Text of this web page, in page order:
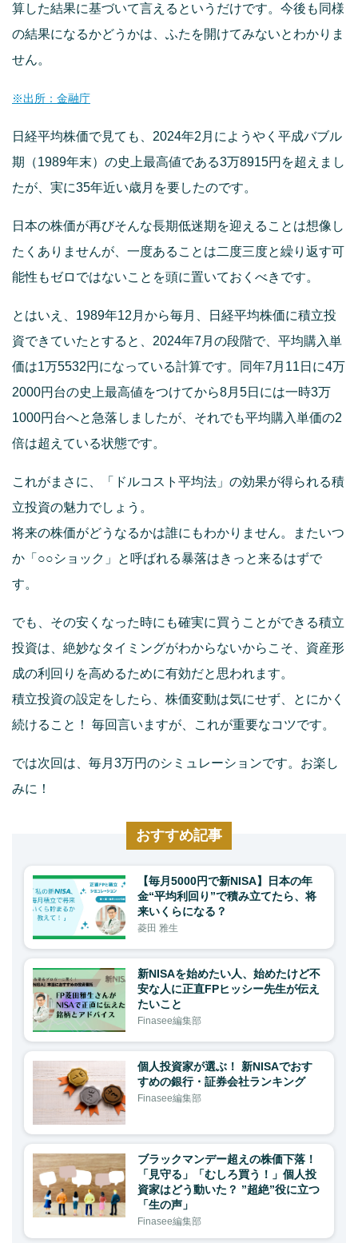
算した結果に基づいて言えるというだけです。今後も同様
の結果になるかどうかは、ふたを開けてみないとわかりま
せん。
※出所：金融庁
日経平均株価で見ても、2024年2月にようやく平成バブル
期（1989年末）の史上最高値である3万8915円を超えまし
たが、実に35年近い歳月を要したのです。
日本の株価が再びそんな長期低迷期を迎えることは想像し
たくありませんが、一度あることは二度三度と繰り返す可
能性もゼロではないことを頭に置いておくべきです。
とはいえ、1989年12月から毎月、日経平均株価に積立投
資できていたとすると、2024年7月の段階で、平均購入単
価は1万5532円になっている計算です。同年7月11日に4万
2000円台の史上最高値をつけてから8月5日には一時3万
1000円台へと急落しましたが、それでも平均購入単価の2
倍は超えている状態です。
これがまさに、「ドルコスト平均法」の効果が得られる積
立投資の魅力でしょう。
将来の株価がどうなるかは誰にもわかりません。またいつ
か「○○ショック」と呼ばれる暴落はきっと来るはずで
す。
でも、その安くなった時にも確実に買うことができる積立
投資は、絶妙なタイミングがわからないからこそ、資産形
成の利回りを高めるために有効だと思われます。
積立投資の設定をしたら、株価変動は気にせず、とにかく
続けること！ 毎回言いますが、これが重要なコツです。
では次回は、毎月3万円のシミュレーションです。お楽し
みに！
おすすめ記事
【毎月5000円で新NISA】日本の年
金“平均利回り”で積み立てたら、将
来いくらになる？
菱田 雅生
新NISAを始めたい人、始めたけど不
安な人に正直FPヒッシー先生が伝え
たいこと
Finasee編集部
個人投資家が選ぶ！ 新NISAでおす
すめの銀行・証券会社ランキング
Finasee編集部
ブラックマンデー超えの株価下落！
「見守る」「むしろ買う！」個人投
資家はどう動いた？ ”超絶”役に立つ
「生の声」
Finasee編集部